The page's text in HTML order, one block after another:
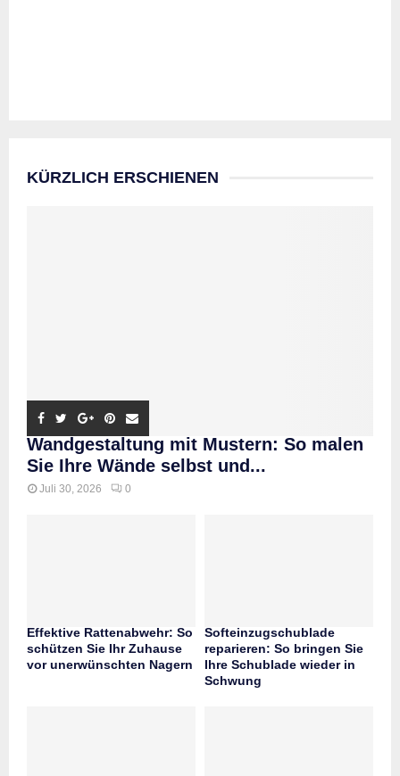
KÜRZLICH ERSCHIENEN
Wandgestaltung mit Mustern: So malen
Sie Ihre Wände selbst und...
Juli 30, 2026 0
Effektive Rattenabwehr: So
schützen Sie Ihr Zuhause
vor unerwünschten Nagern
Softeinzugschublade
reparieren: So bringen Sie
Ihre Schublade wieder in
Schwung